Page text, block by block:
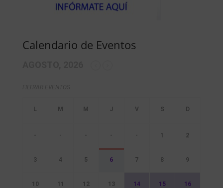
Calendario de Eventos
- - - - - 1 2
3 4 5 6 7 8 9
10 11 12 13 14 15 16